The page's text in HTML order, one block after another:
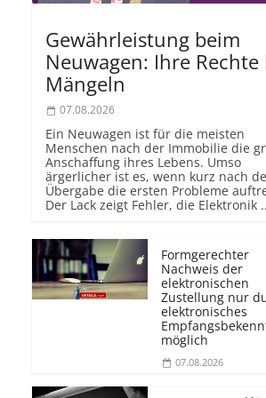
Gewährleistung beim
Neuwagen: Ihre Rechte
Mängeln
07.08.2026
Ein Neuwagen ist für die meisten
Menschen nach der Immobilie die
Anschaffung ihres Lebens. Umso
ärgerlicher ist es, wenn kurz nach
Übergabe die ersten Probleme
Der Lack zeigt Fehler, die Elektronik
Formgerechter
Nachweis der
elektronischen
Zustellung nur
elektronisches
möglich
07.08.2026